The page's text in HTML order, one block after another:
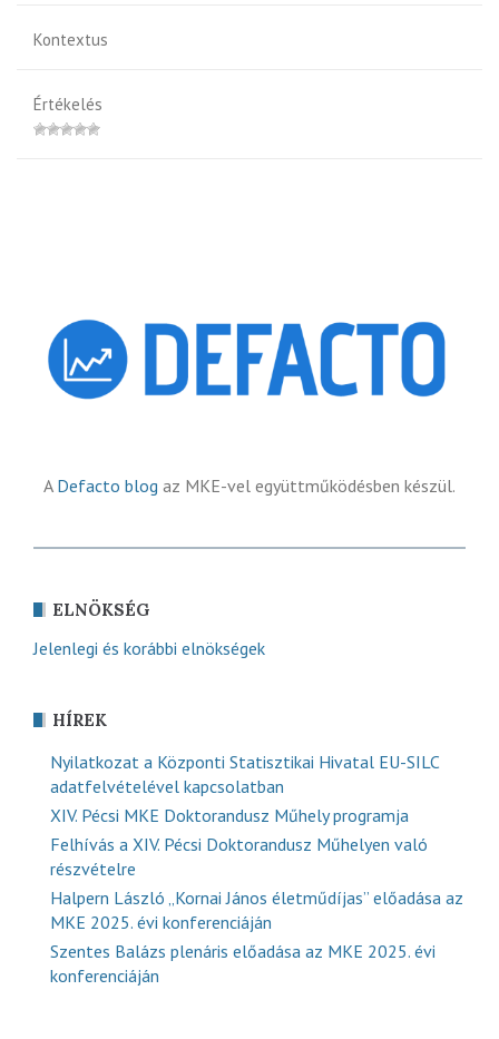
Kontextus
Értékelés
A Defacto blog az MKE-vel együttműködésben készül.
ELNÖKSÉG
Jelenlegi és korábbi elnökségek
HÍREK
Nyilatkozat a Központi Statisztikai Hivatal EU-SILC
adatfelvételével kapcsolatban
XIV. Pécsi MKE Doktorandusz Műhely programja
Felhívás a XIV. Pécsi Doktorandusz Műhelyen való
részvételre
Halpern László „Kornai János életműdíjas” előadása az
MKE 2025. évi konferenciáján
Szentes Balázs plenáris előadása az MKE 2025. évi
konferenciáján